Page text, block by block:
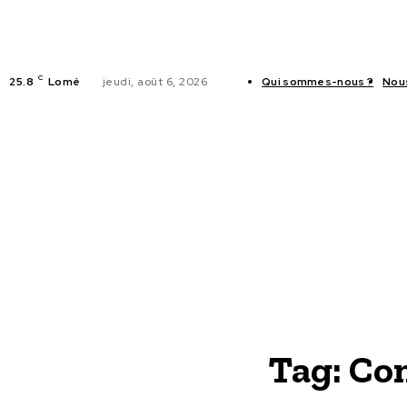
25.8 C Lomé jeudi, août 6, 2026 Qui sommes-nous ?
Tag: